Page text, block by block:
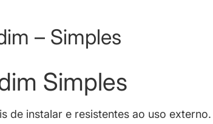
– Simples
Simples
de instalar e resistentes ao uso externo.